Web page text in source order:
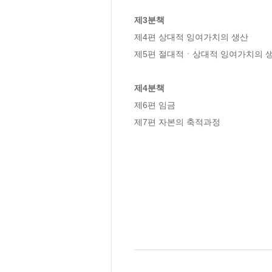
제3분책
제4편 상대적 잉여가치의 생산
제5편 절대적ㆍ상대적 잉여가치의
제4분책
제6편 임금
제7편 자본의 축적과정